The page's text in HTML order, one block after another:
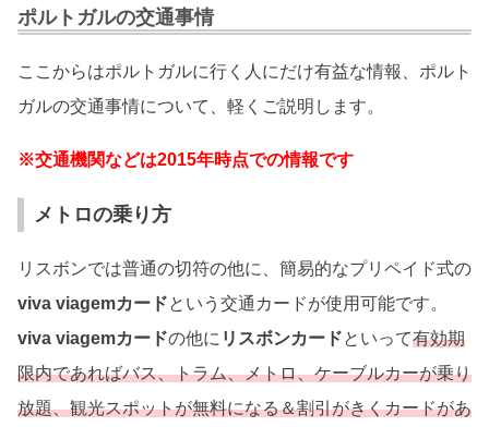
ポルトガルの交通事情
ここからはポルトガルに行く人にだけ有益な情報、ポルト
ガルの交通事情について、軽くご説明します。
※交通機関などは2015年時点での情報です
メトロの乗り方
リスボンでは普通の切符の他に、簡易的なプリペイド式の
viva viagemカードという交通カードが使用可能です。
viva viagemカードの他に リスボンカードといって有効期
限内であればバス、トラム、メトロ、ケーブルカーが乗り
放題、観光スポットが無料になる＆割引がきくカードがあ